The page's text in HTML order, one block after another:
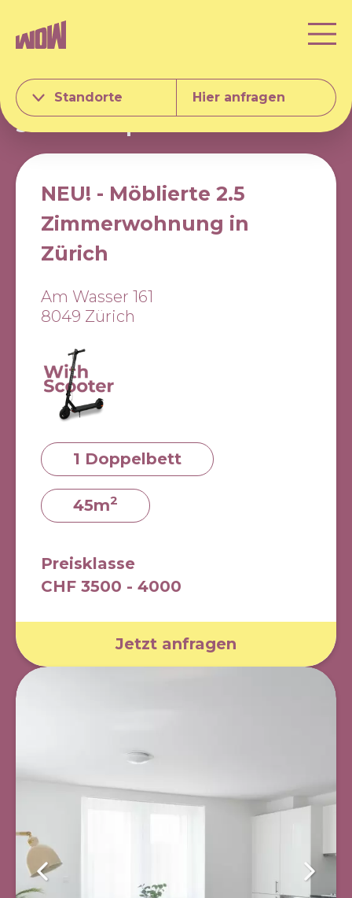
Standorte Hier anfragen
Serviced Apartments
NEU! - Möblierte 2.5
Zimmerwohnung in
Zürich
Am Wasser 161
8049 Zürich
1 Doppelbett
45m2
Preisklasse
CHF 3500 - 4000
Jetzt anfragen